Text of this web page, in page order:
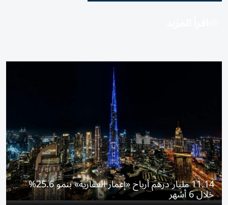
11.14 مليار درهم أرباح «إعمار العقارية» بنمو 25.6%
خلال 6 أشهر